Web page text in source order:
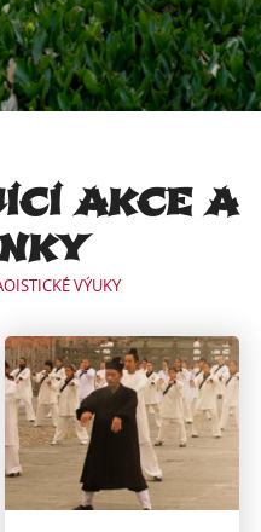
AKCE A
VÝUKY